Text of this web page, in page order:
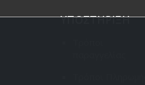
ΥΠΟΣΤΗΡΙΞΗ